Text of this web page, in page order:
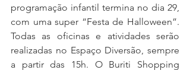
programação infantil termina no dia 29,
com uma super “Festa de Halloween”.
Todas as oficinas e atividades serão
realizadas no Espaço Diversão, sempre
a partir das 15h. O Buriti Shopping